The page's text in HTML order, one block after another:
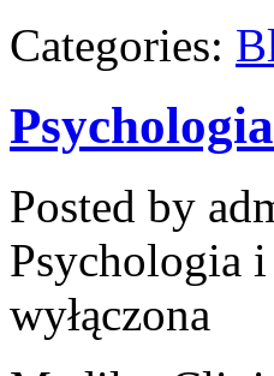
Categories:
Posted by
Psychologia
wyłączona